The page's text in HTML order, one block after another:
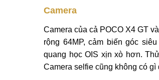
Camera
Camera của cả POCO X4 GT
rộng 64MP, cảm biến góc
quang học OIS xịn xò hơn.
Camera selfie cũng không có